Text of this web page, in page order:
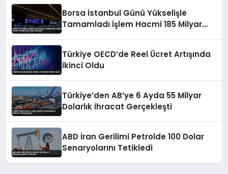
Borsa İstanbul Günü Yükselişle
Tamamladı İşlem Hacmi 185 Milyar
Türkiye OECD’de Reel Ücret Artışında
İkinci Oldu
Türkiye’den AB’ye 6 Ayda 55 Milyar
Dolarlık İhracat Gerçekleşti
ABD İran Gerilimi Petrolde 100 Dolar
Senaryolarını Tetikledi